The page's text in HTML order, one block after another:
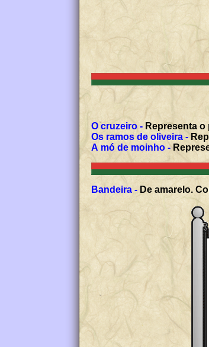
O cruzeiro - Representa
Os ramos de oliveira -
A mó de moinho -
Bandeira - De amarelo.